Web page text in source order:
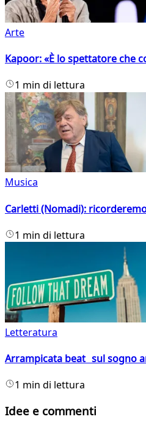
Arte
Kapoor: «È lo spettatore che
1 min di lettura
Musica
Carletti (Nomadi):
1 min di lettura
Letteratura
Arrampicata beat sul sogno
1 min di lettura
Idee e commenti